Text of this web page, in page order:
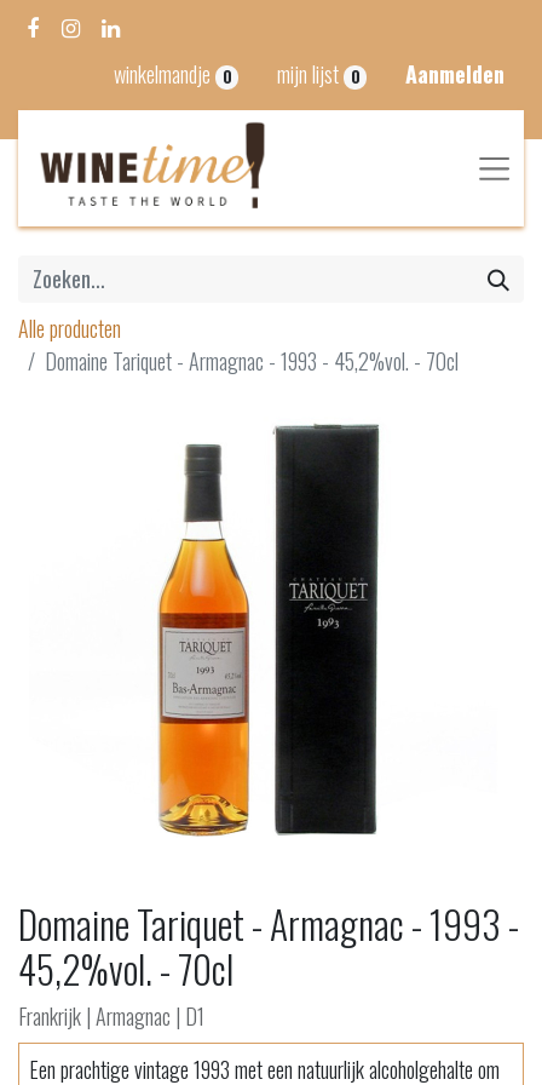
winkelmandje 0 mijn lijst 0 Aanmelden
Alle producten
Domaine Tariquet - Armagnac - 1993 - 45,2%vol. - 70cl
Domaine Tariquet - Armagnac - 1993 -
45,2%vol. - 70cl
Frankrijk | Armagnac | D1
Een prachtige vintage 1993 met een natuurlijk alcoholgehalte om